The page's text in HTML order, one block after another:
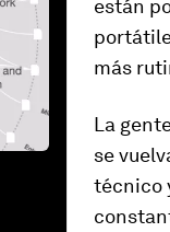
están
más
La
se
técnico